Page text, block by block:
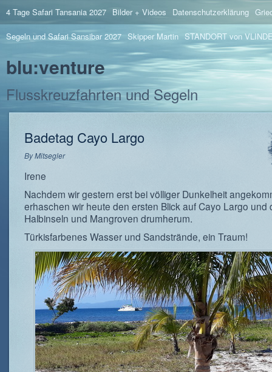
4 Tage Safari Tansania 2027 Bilder + Videos Datenschutzerklärung
Segeln und Safari Sansibar 2027 Skipper Martin STANDORT von
blu:venture
Flusskreuzfahrten und Segeln
Badetag Cayo Largo
ByMitsegler
Irene
Nachdem wir gestern erst bei völliger Dunkelheit
erhaschen wir heute den ersten Blick auf Cayo Largo und
Halbinseln und Mangroven drumherum.
Türkisfarbenes Wasser und Sandstrände, ein Traum!